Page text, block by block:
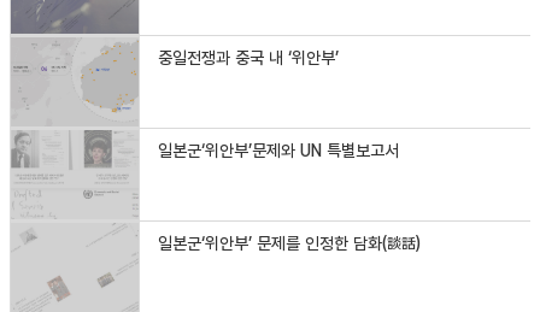
중일전쟁과 중국 내 ‘위안부’
일본군‘위안부’문제와 UN 특별보고서
일본군‘위안부’ 문제를 인정한 담화(談話)